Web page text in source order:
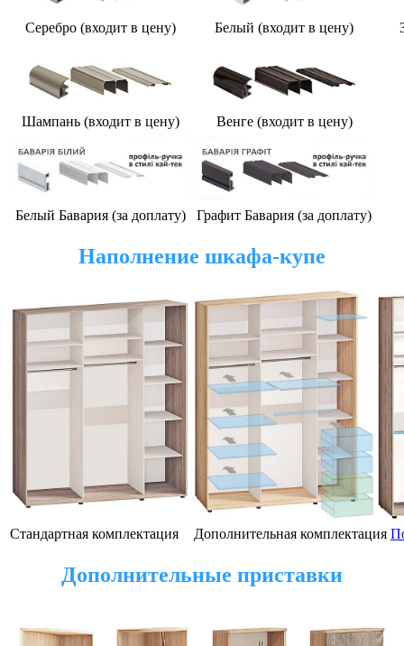
Серебро (входит в цену) Белый (входит в цену)
Шампань (входит в цену) Венге (входит в цену)
Белый Бавария (за доплату) Графит Бавария (за доплату)
Наполнение шкафа-купе
Стандартная комплектация Дополнительная комплектация
Дополнительные приставки